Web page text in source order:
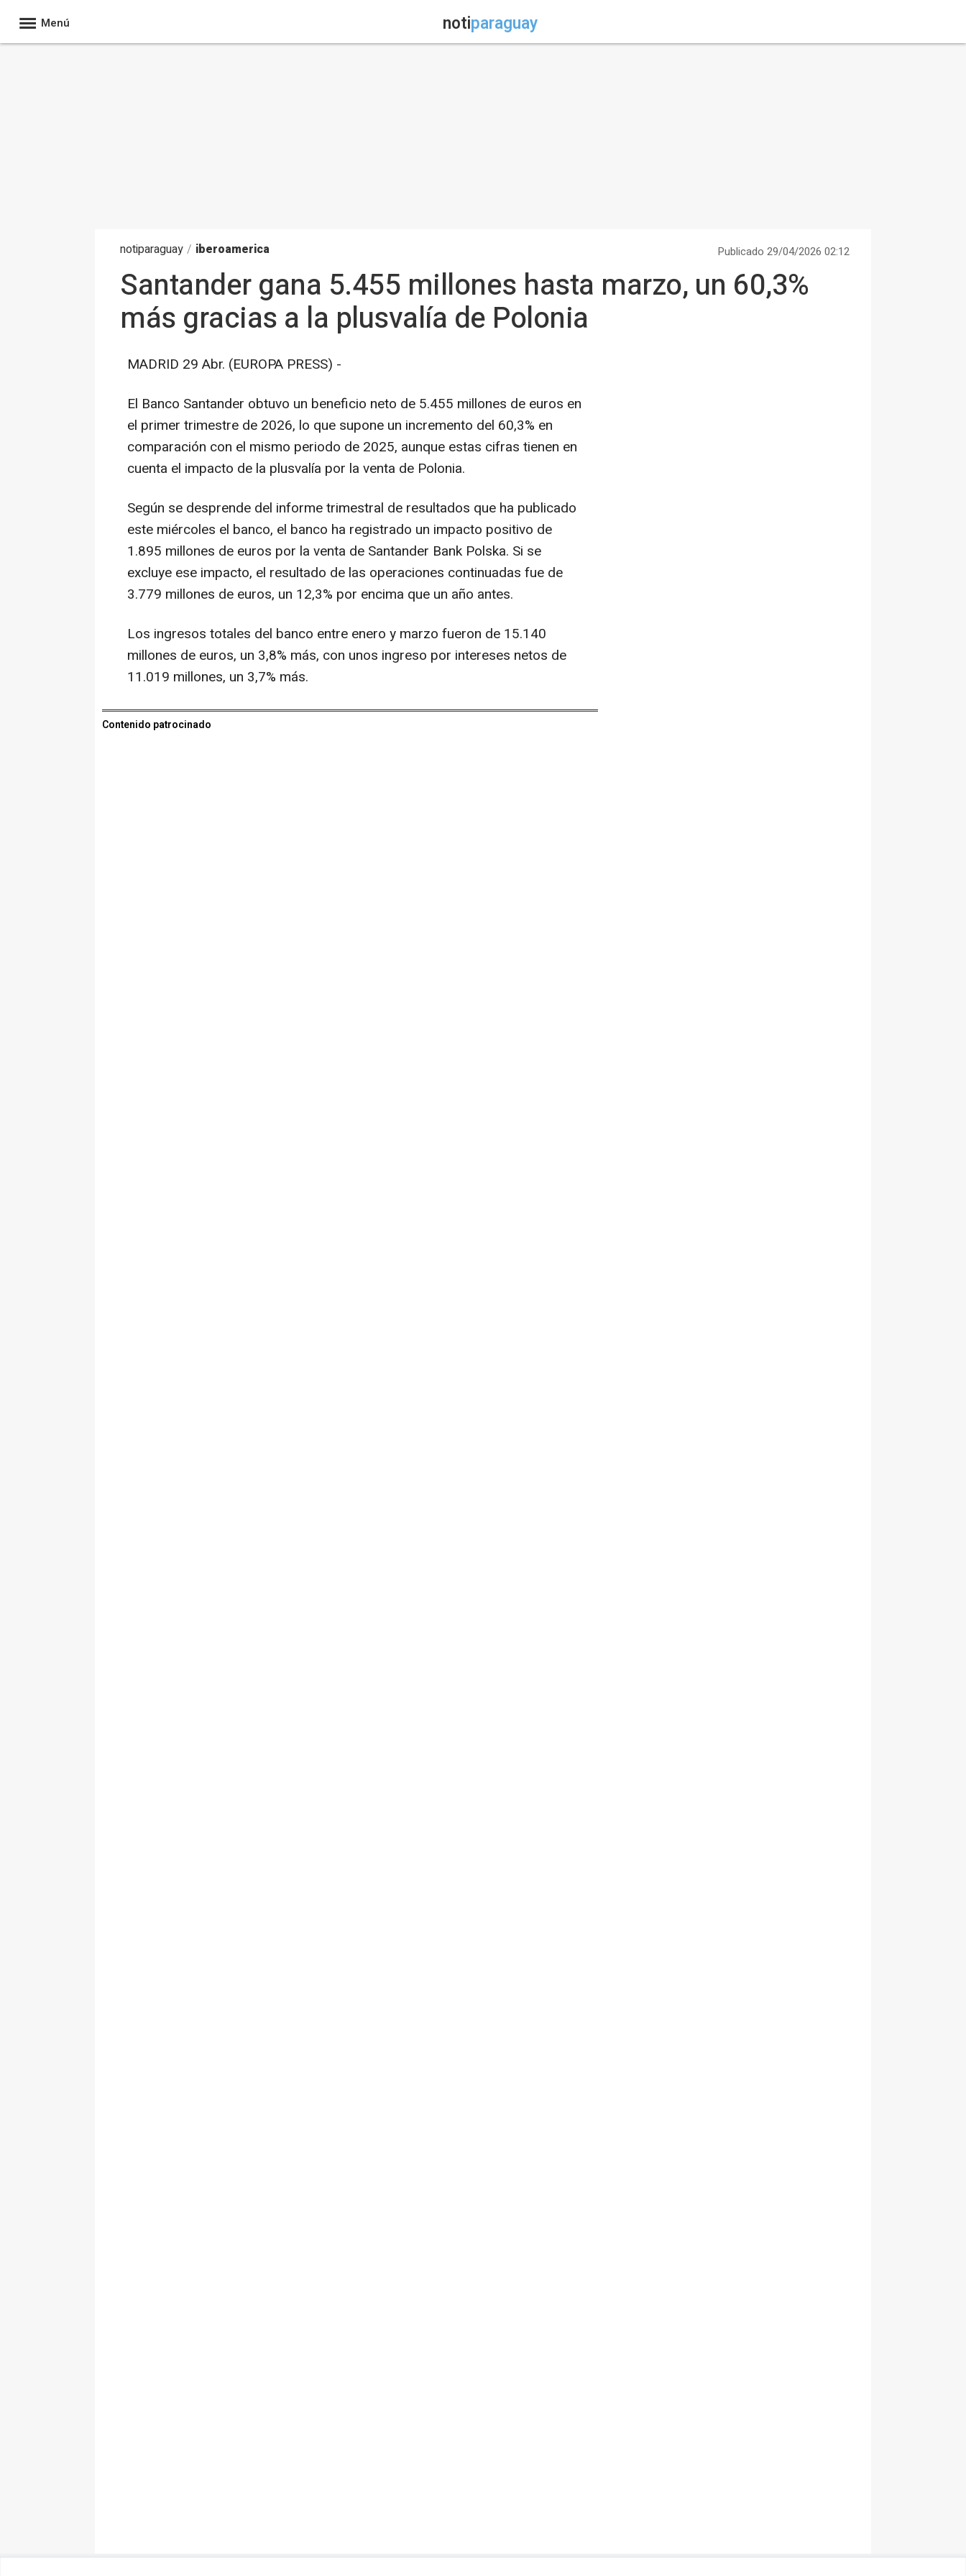
Menú notiparaguay
notiparaguay / iberoamerica Publicado 29/04/2026 02:12
Santander gana 5.455 millones hasta marzo, un 60,3%
más gracias a la plusvalía de Polonia
MADRID 29 Abr. (EUROPA PRESS) -
El Banco Santander obtuvo un beneficio neto de 5.455 millones de euros en
el primer trimestre de 2026, lo que supone un incremento del 60,3% en
comparación con el mismo periodo de 2025, aunque estas cifras tienen en
cuenta el impacto de la plusvalía por la venta de Polonia.
Según se desprende del informe trimestral de resultados que ha publicado
este miércoles el banco, el banco ha registrado un impacto positivo de
1.895 millones de euros por la venta de Santander Bank Polska. Si se
excluye ese impacto, el resultado de las operaciones continuadas fue de
3.779 millones de euros, un 12,3% por encima que un año antes.
Los ingresos totales del banco entre enero y marzo fueron de 15.140
millones de euros, un 3,8% más, con unos ingreso por intereses netos de
11.019 millones, un 3,7% más.
Contenido patrocinado